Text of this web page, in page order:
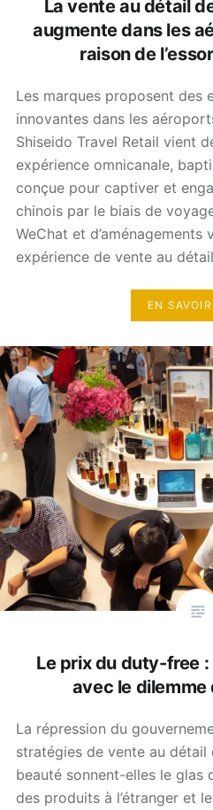
La vente au détail
augmente dans les
raison de
Les marques proposent des
innovantes dans les
Shiseido Travel Retail vient
expérience omnicanale,
conçue pour captiver et
chinois par le biais de
WeChat et d’aménagements
expérience de vente au
EN
Le prix du duty-free
avec le dilemme
La répression du
stratégies de vente au
beauté sonnent-elles le glas
des produits à l’étranger et